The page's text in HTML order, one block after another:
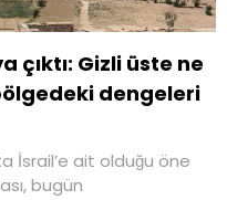
çıktı: Gizli üste ne
dengeleri
İsrail’e ait olduğu öne
bugün